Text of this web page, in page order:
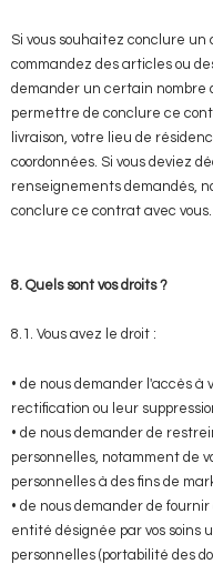
Si vous souhaitez conclure un
commandez des articles ou
demander un certain nombre
permettre de conclure ce
livraison, votre lieu de
coordonnées. Si vous deviez
renseignements demandés,
conclure ce contrat avec vous.
8. Quels sont vos droits ?
8.1. Vous avez le droit :
• de nous demander l'accès à
rectification ou leur
• de nous demander de
personnelles, notamment de
personnelles à des fins de
• de nous demander de
entité désignée par vos soins
personnelles (portabilité des